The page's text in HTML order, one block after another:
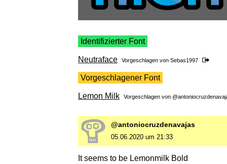
Identifizierter Font
Neutraface Vorgeschlagen von Sebas1997
Vorgeschlagener Font
Lemon Milk Vorgeschlagen von
@antoniocruzdenavajas
05.06.2020 um 21:33
It seems to be Lemonmilk Bold